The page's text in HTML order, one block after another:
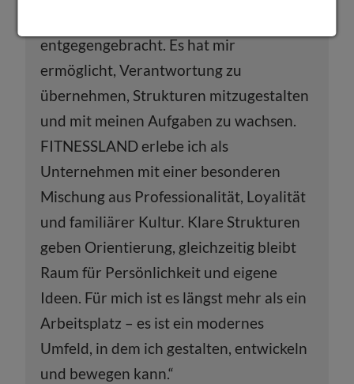
entgegengebracht. Es hat mir
ermöglicht, Verantwortung zu
übernehmen, Strukturen mitzugestalten
und mit meinen Aufgaben zu wachsen.
FITNESSLAND erlebe ich als
Unternehmen mit einer besonderen
Mischung aus Professionalität, Loyalität
und familiärer Kultur. Klare Strukturen
geben Orientierung, gleichzeitig bleibt
Raum für Persönlichkeit und eigene
Ideen. Für mich ist es längst mehr als ein
Arbeitsplatz – es ist ein modernes
Umfeld, in dem ich gestalten, entwickeln
und bewegen kann.“